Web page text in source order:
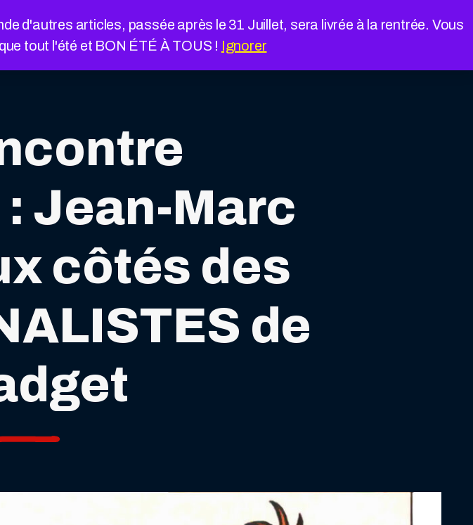
d'autres articles, passée après le 31 Juillet, sera livrée à la rentrée. Vous
tout l'été et BON ÉTÉ À TOUS ! Ignorer
Jean-Marc
côtés des
de